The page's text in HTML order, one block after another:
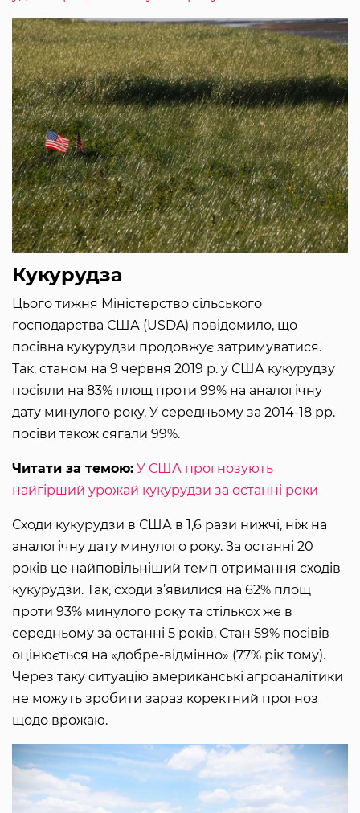
Кукурудза
Цього тижня Міністерство сільського
господарства США (USDA) повідомило, що
посівна кукурудзи продовжує затримуватися.
Так, станом на 9 червня 2019 р. у США кукурудзу
посіяли на 83% площ проти 99% на аналогічну
дату минулого року. У середньому за 2014-18 рр.
посіви також сягали 99%.
Читати за темою: У США прогнозують
найгірший урожай кукурудзи за останні роки
Сходи кукурудзи в США в 1,6 рази нижчі, ніж на
аналогічну дату минулого року. За останні 20
років це найповільніший темп отримання сходів
кукурудзи. Так, сходи з’явилися на 62% площ
проти 93% минулого року та стількох же в
середньому за останні 5 років. Стан 59% посівів
оцінюється на «добре-відмінно» (77% рік тому).
Через таку ситуацію американські агроаналітики
не можуть зробити зараз коректний прогноз
щодо врожаю.